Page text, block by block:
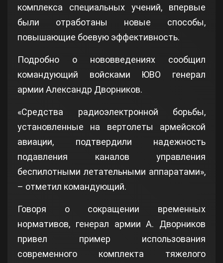
комплекса специальных учений, впервые
были отработаны новые способы,
повышающие боевую эффективность.
Подробно о нововведениях сообщил
командующий войсками ЮВО генерал
армии Александр Дворников.
«Средства радиоэлектронной борьбы,
установленные на вертолеты армейской
авиации, подтвердили надежность
подавления каналов управления
беспилотными летательными аппаратами»,
– отметил командующий.
Говоря о сокращении временных
нормативов, генерал армии А. Дворников
привел пример использования
современного комплекта тяжелого